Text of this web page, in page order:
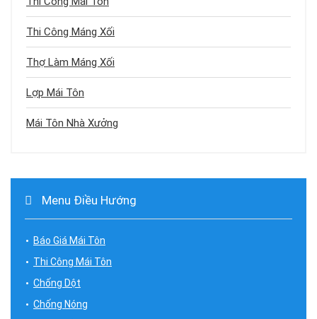
Thi Công Máng Xối
Thợ Làm Máng Xối
Lợp Mái Tôn
Mái Tôn Nhà Xưởng
Menu Điều Hướng
Báo Giá Mái Tôn
Thi Công Mái Tôn
Chống Dột
Chống Nóng